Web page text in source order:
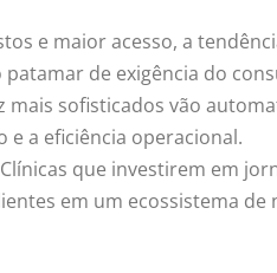
e maior acesso, a
de exigência do
mais sofisticados vão
e a eficiência operacional.
Clínicas que investirem em
em um ecossistema de